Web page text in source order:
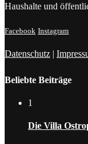
Haushalte und
Facebook Instagram
Datenschutz |
Beliebte Beiträge
1
Die Villa